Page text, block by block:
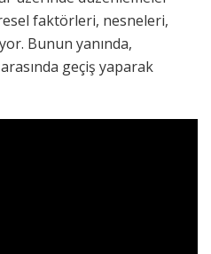
faktörleri, nesneleri,
Bunun yanında,
geçiş yaparak